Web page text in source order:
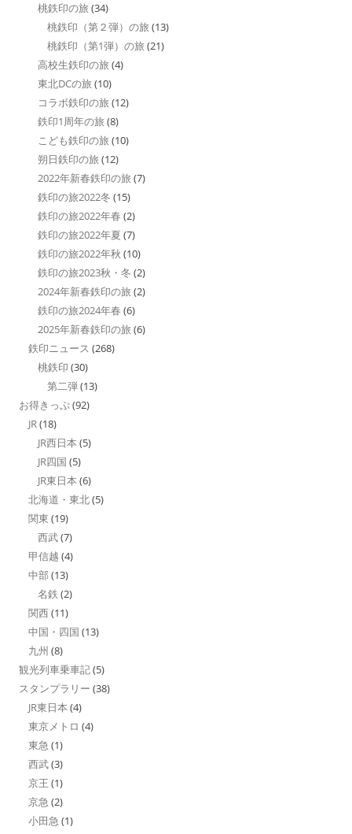
桃鉄印の旅 (34)
桃鉄印（第２弾）の旅 (13)
桃鉄印（第1弾）の旅 (21)
高校生鉄印の旅 (4)
東北DCの旅 (10)
コラボ鉄印の旅 (12)
鉄印1周年の旅 (8)
こども鉄印の旅 (10)
朔日鉄印の旅 (12)
2022年新春鉄印の旅 (7)
鉄印の旅2022冬 (15)
鉄印の旅2022年春 (2)
鉄印の旅2022年夏 (7)
鉄印の旅2022年秋 (10)
鉄印の旅2023秋・冬 (2)
2024年新春鉄印の旅 (2)
鉄印の旅2024年春 (6)
2025年新春鉄印の旅 (6)
鉄印ニュース (268)
桃鉄印 (30)
第二弾(13)
お得きっぷ(92)
JR(18)
JR西日本 (5)
JR四国 (5)
JR東日本 (6)
北海道・東北(5)
関東 (19)
西武(7)
甲信越 (4)
中部 (13)
名鉄 (2)
関西(11)
中国・四国 (13)
九州 (8)
観光列車乗車記(5)
スタンプラリー (38)
JR東日本 (4)
東京メトロ (4)
東急 (1)
西武(3)
京王 (1)
京急 (2)
小田急 (1)